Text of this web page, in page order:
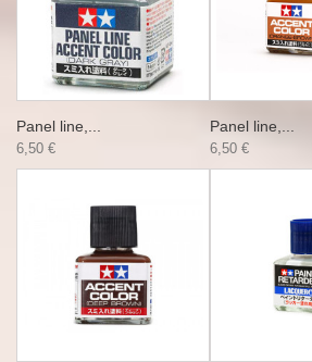
Panel line,...
6,50 €
Panel line,...
6,50 €